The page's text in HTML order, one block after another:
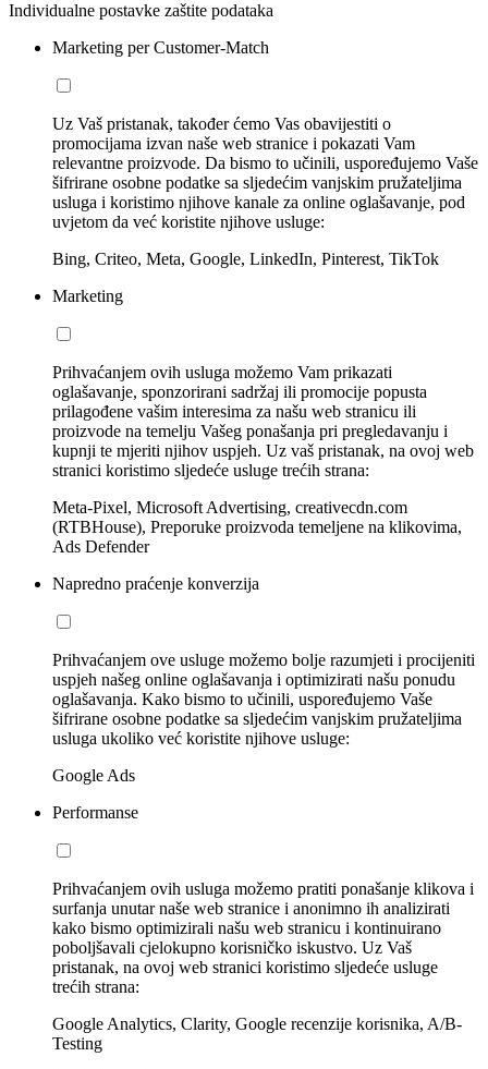
Individualne postavke zaštite podataka
Marketing per Customer-Match
Uz Vaš pristanak, također ćemo Vas obavijestiti o
promocijama izvan naše web stranice i pokazati Vam
relevantne proizvode. Da bismo to učinili, uspoređujemo Vaše
šifrirane osobne podatke sa sljedećim vanjskim pružateljima
usluga i koristimo njihove kanale za online oglašavanje, pod
uvjetom da već koristite njihove usluge:
Bing, Criteo, Meta, Google, LinkedIn, Pinterest, TikTok
Marketing
Prihvaćanjem ovih usluga možemo Vam prikazati
oglašavanje, sponzorirani sadržaj ili promocije popusta
prilagođene vašim interesima za našu web stranicu ili
proizvode na temelju Vašeg ponašanja pri pregledavanju i
kupnji te mjeriti njihov uspjeh. Uz vaš pristanak, na ovoj web
stranici koristimo sljedeće usluge trećih strana:
Meta-Pixel, Microsoft Advertising, creativecdn.com
(RTBHouse), Preporuke proizvoda temeljene na klikovima,
Ads Defender
Napredno praćenje konverzija
Prihvaćanjem ove usluge možemo bolje razumjeti i procijeniti
uspjeh našeg online oglašavanja i optimizirati našu ponudu
oglašavanja. Kako bismo to učinili, uspoređujemo Vaše
šifrirane osobne podatke sa sljedećim vanjskim pružateljima
usluga ukoliko već koristite njihove usluge:
Google Ads
Performanse
Prihvaćanjem ovih usluga možemo pratiti ponašanje klikova i
surfanja unutar naše web stranice i anonimno ih analizirati
kako bismo optimizirali našu web stranicu i kontinuirano
poboljšavali cjelokupno korisničko iskustvo. Uz Vaš
pristanak, na ovoj web stranici koristimo sljedeće usluge
trećih strana:
Google Analytics, Clarity, Google recenzije korisnika, A/B-
Testing